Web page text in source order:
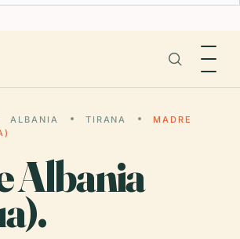
ALBANIA TIRANA
MADRE
Albania